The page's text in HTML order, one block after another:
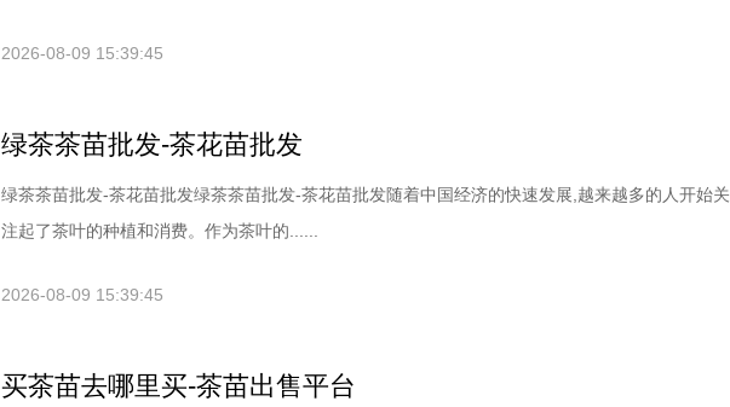
2026-08-09 15:39:45
绿茶茶苗批发-茶花苗批发
绿茶茶苗批发-茶花苗批发绿茶茶苗批发-茶花苗批发随着中国经济的快速发展,越来越多的人开始关
注起了茶叶的种植和消费。作为茶叶的......
2026-08-09 15:39:45
买茶苗去哪里买-茶苗出售平台